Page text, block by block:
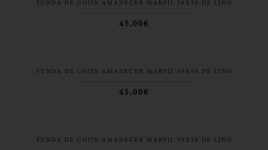
FUNDA DE COJÍN AMANECER MARFIL 50X50 DE LINO
45,00€
FUNDA DE COJÍN AMANECER MARFIL 40X60 DE LINO
45,00€
FUNDA DE COJÍN AMANECER MARFIL 30X50 DE LINO